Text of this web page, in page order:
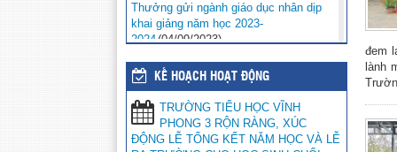
đem
lành
Thưởng gửi ngành giáo dục nhân dịp
khai giảng năm học 2023-
2024(04/09/2023)
Phối hợp với ngành giáo dục trên địa
bàn huyện Vĩnh Thuận trong công tác
thu hộ học phí(30/08/2023)
Vĩnh Thuận sẵn sàng cho năm học
mới 2023-2024 (30/08/2023)
KẾ HOẠCH HOẠT ĐỘNG
TRƯỜNG TIỂU HỌC VĨNH
PHONG 3 RỘN RÀNG, XÚC
ĐỘNG LỄ TỔNG KẾT NĂM HỌC VÀ LỄ